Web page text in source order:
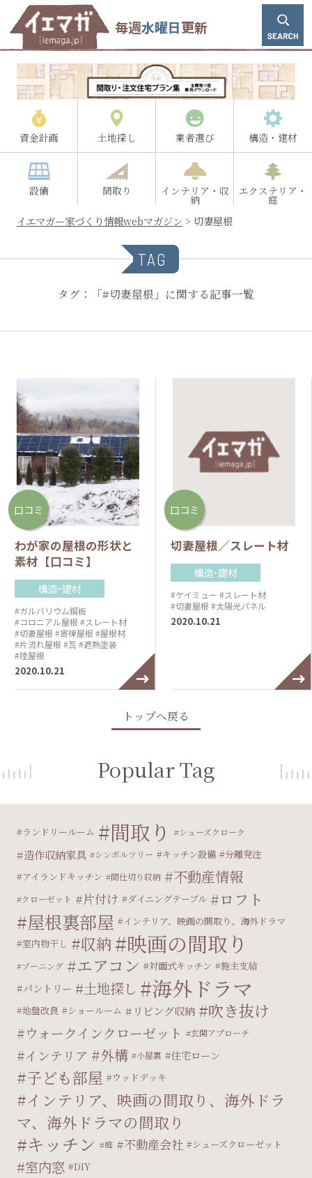
毎週水曜日更新
資金計画 土地探し 業者選び 構造・建材
設備 間取り インテリア・収
納
エクステリア・
庭
イエマガー家づくり情報webマガジン > 切妻屋根
TAG
タグ：「#切妻屋根」に関する記事一覧
口コミ
わが家の屋根の形状と
素材【口コミ】
構造・建材
#ガルバリウム鋼板
#コロニアル屋根 #スレート材
#切妻屋根 #寄棟屋根 #屋根材
#片流れ屋根 #瓦#遮熱塗装
#陸屋根
2020.10.21
口コミ
切妻屋根／スレート材
構造・建材
#ケイミュー #スレート材
#切妻屋根 #太陽光パネル
2020.10.21
トップへ戻る
Popular Tag
ランドリールーム 間取り シューズクローク
造作収納家具 シンボルツリー キッチン設備
分離発注
アイランドキッチン
間仕切り収納 不動産情報
クローゼット 片付け ダイニングテーブル ロフト
屋根裏部屋
インテリア、映画の間取り、海外ドラマ
室内物干し
収納 映画の間取り
ゾーニング エアコン 対面式キッチン 施主支給
パントリー 土地探し 海外ドラマ
地盤改良 ショールーム リビング収納 吹き抜け
ウォークインクローゼット 玄関アプローチ
インテリア 外構 小屋裏 住宅ローン
子ども部屋 ウッドデッキ
インテリア、映画の間取り、海外ドラ
マ、海外ドラマの間取り
キッチン 庭 不動産会社 シューズクローゼット
室内窓 DIY